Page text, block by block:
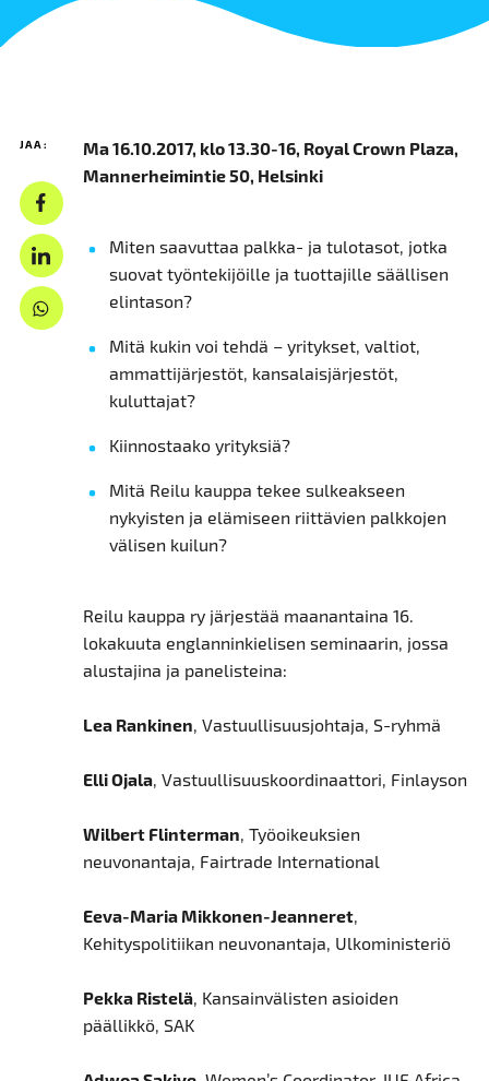
JAA:
Ma 16.10.2017, klo 13.30-16, Royal Crown Plaza,
Mannerheimintie 50, Helsinki
Miten saavuttaa palkka- ja tulotasot, jotka
suovat työntekijöille ja tuottajille säällisen
elintason?
Mitä kukin voi tehdä – yritykset, valtiot,
ammattijärjestöt, kansalaisjärjestöt,
kuluttajat?
Kiinnostaako yrityksiä?
Mitä Reilu kauppa tekee sulkeakseen
nykyisten ja elämiseen riittävien palkkojen
välisen kuilun?
Reilu kauppa ry järjestää maanantaina 16.
lokakuuta englanninkielisen seminaarin, jossa
alustajina ja panelisteina:
Lea Rankinen, Vastuullisuusjohtaja, S-ryhmä
Elli Ojala, Vastuullisuuskoordinaattori, Finlayson
Wilbert Flinterman, Työoikeuksien
neuvonantaja, Fairtrade International
Eeva-Maria Mikkonen-Jeanneret,
Kehityspolitiikan neuvonantaja, Ulkoministeriö
Pekka Ristelä, Kansainvälisten asioiden
päällikkö, SAK